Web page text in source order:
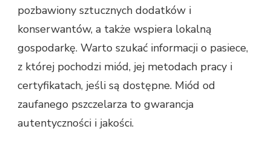
pozbawiony sztucznych dodatków i
konserwantów, a także wspiera lokalną
gospodarkę. Warto szukać informacji o pasiece,
z której pochodzi miód, jej metodach pracy i
certyfikatach, jeśli są dostępne. Miód od
zaufanego pszczelarza to gwarancja
autentyczności i jakości.